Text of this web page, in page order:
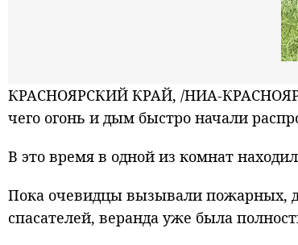
КРАСНОЯРСКИЙ КРАЙ, /НИА-
чего огонь и дым быстро начали
В это время в одной из комнат
Пока очевидцы вызывали пожарных,
спасателей, веранда уже была